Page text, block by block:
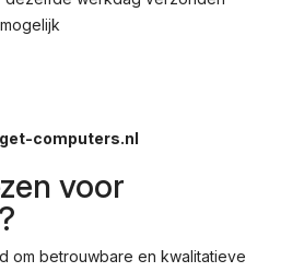
computers.nl
voor
om betrouwbare en kwalitatieve